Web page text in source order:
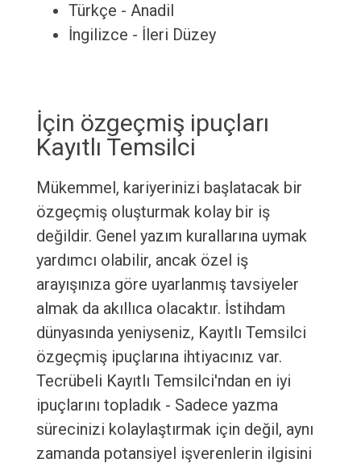
Türkçe - Anadil
İngilizce - İleri Düzey
İçin özgeçmiş ipuçları
Kayıtlı Temsilci
Mükemmel, kariyerinizi başlatacak bir
özgeçmiş oluşturmak kolay bir iş
değildir. Genel yazım kurallarına uymak
yardımcı olabilir, ancak özel iş
arayışınıza göre uyarlanmış tavsiyeler
almak da akıllıca olacaktır. İstihdam
dünyasında yeniyseniz, Kayıtlı Temsilci
özgeçmiş ipuçlarına ihtiyacınız var.
Tecrübeli Kayıtlı Temsilci'ndan en iyi
ipuçlarını topladık - Sadece yazma
sürecinizi kolaylaştırmak için değil, aynı
zamanda potansiyel işverenlerin ilgisini